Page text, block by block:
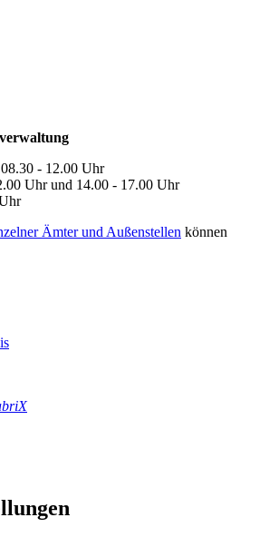
- 12.00 Uhr
Uhr und 14.00 - 17.00 Uhr
Ämter und Außenstellen können